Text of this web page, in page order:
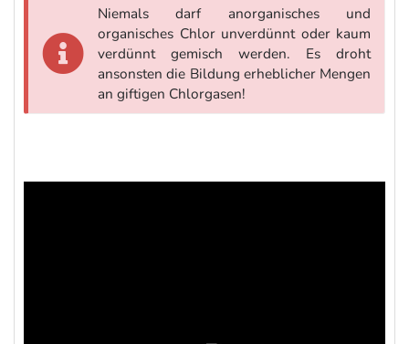
Niemals darf anorganisches und
organisches Chlor unverdünnt oder kaum
verdünnt gemisch werden. Es droht
ansonsten die Bildung erheblicher Mengen
an giftigen Chlorgasen!